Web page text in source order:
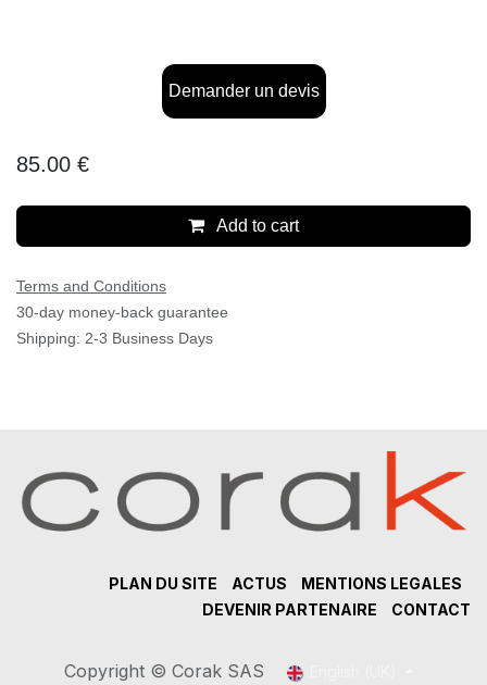
Demander un devis
85.00 €
Add to cart
Terms and Conditions
30-day money-back guarantee
Shipping: 2-3 Business Days
PLAN DU SITE ACTUS
MENTIONS LEGALES
DEVENIR PARTENAIRE
CONTACT
Copyright © Corak SAS